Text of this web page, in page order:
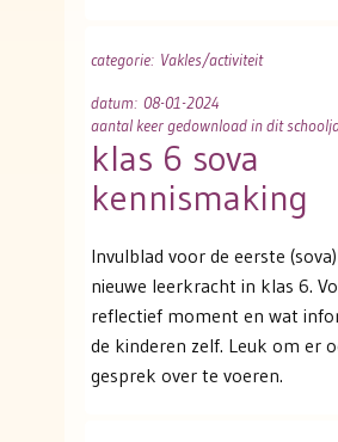
categorie: Vakles/activiteit
datum: 08-01-2024
aantal keer gedownload in dit
klas 6 sova
kennismaking
Invulblad voor de eerste
nieuwe leerkracht in klas 6.
reflectief moment en wat
de kinderen zelf. Leuk om er
gesprek over te voeren.